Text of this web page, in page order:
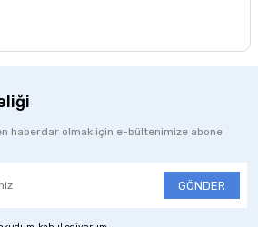
haberdar olmak için e-bültenimize abone
GÖNDER